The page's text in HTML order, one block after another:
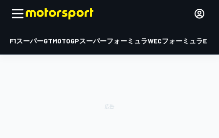
F1スーパーGTMOTOGPスーパーフォーミュラWECフォーミュラE